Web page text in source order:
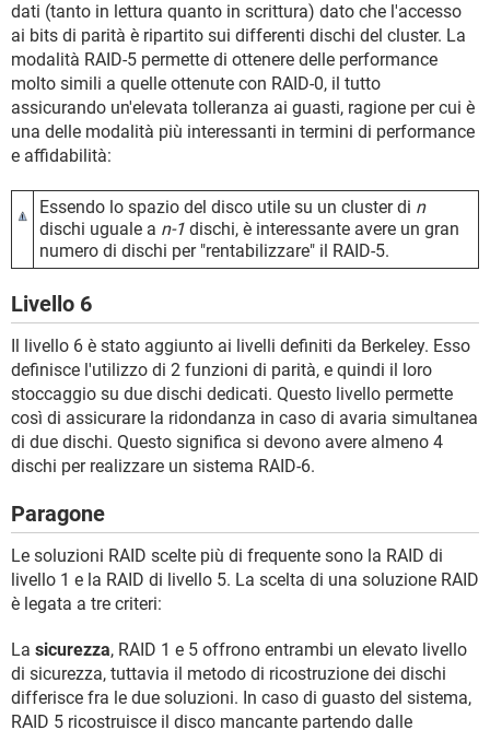
dati (tanto in lettura quanto in scrittura) dato che l'accesso
ai bits di parità è ripartito sui differenti dischi del cluster. La
modalità RAID-5 permette di ottenere delle performance
molto simili a quelle ottenute con RAID-0, il tutto
assicurando un'elevata tolleranza ai guasti, ragione per cui è
una delle modalità più interessanti in termini di performance
e affidabilità:
Essendo lo spazio del disco utile su un cluster di n
dischi uguale a n-1 dischi, è interessante avere un gran
numero di dischi per "rentabilizzare" il RAID-5.
Livello 6
Il livello 6 è stato aggiunto ai livelli definiti da Berkeley. Esso
definisce l'utilizzo di 2 funzioni di parità, e quindi il loro
stoccaggio su due dischi dedicati. Questo livello permette
così di assicurare la ridondanza in caso di avaria simultanea
di due dischi. Questo significa si devono avere almeno 4
dischi per realizzare un sistema RAID-6.
Paragone
Le soluzioni RAID scelte più di frequente sono la RAID di
livello 1 e la RAID di livello 5. La scelta di una soluzione RAID
è legata a tre criteri:
La sicurezza, RAID 1 e 5 offrono entrambi un elevato livello
di sicurezza, tuttavia il metodo di ricostruzione dei dischi
differisce fra le due soluzioni. In caso di guasto del sistema,
RAID 5 ricostruisce il disco mancante partendo dalle